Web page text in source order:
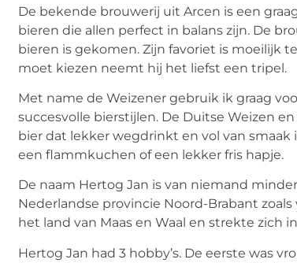
De bekende brouwerij uit Arcen is een
bieren die allen perfect in balans zijn. De
bieren is gekomen. Zijn favoriet is moeilijk
moet kiezen neemt hij het liefst een tripel.
Met name de Weizener gebruik ik graag
succesvolle bierstijlen. De Duitse Weizen
bier dat lekker wegdrinkt en vol van
een flammkuchen of een lekker fris hapje.
De naam Hertog Jan is van niemand
Nederlandse provincie Noord-Brabant
het land van Maas en Waal en strekte zich
Hertog Jan had 3 hobby’s. De eerste was